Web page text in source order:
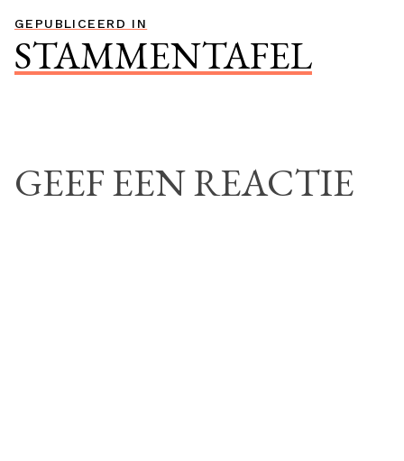
Bericht
navigatie
GEPUBLICEERD IN
STAMMENTAFEL
GEEF EEN REACTIE